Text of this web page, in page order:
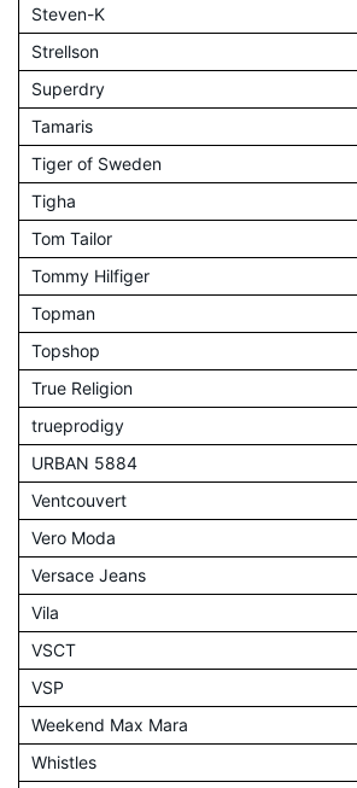
Steven-K
Strellson
Superdry
Tamaris
Tiger of Sweden
Tigha
Tom Tailor
Tommy Hilfiger
Topman
Topshop
True Religion
trueprodigy
URBAN 5884
Ventcouvert
Vero Moda
Versace Jeans
Vila
VSCT
VSP
Weekend Max Mara
Whistles